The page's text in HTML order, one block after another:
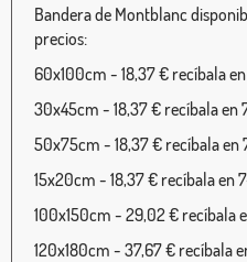
Bandera de Montblanc
precios:
60x100cm - 18,37 € recíbala
30x45cm - 18,37 € recíbala en
50x75cm - 18,37 € recíbala en
15x20cm - 18,37 € recíbala en
100x150cm - 29,02 € recíbala
120x180cm - 37,67 € recíbala